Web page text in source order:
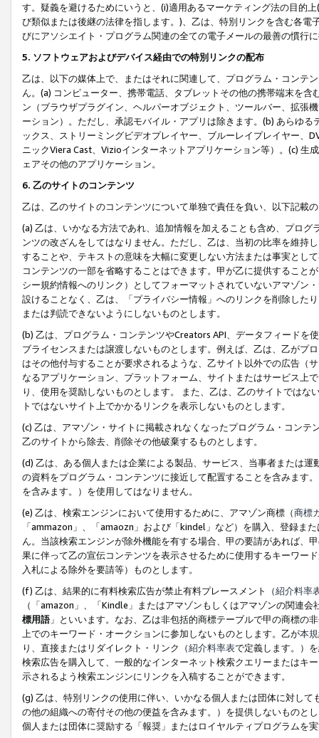
す。疑義を避けるためにいうと、(i)適用あるマーケティング法の目的
び類似または後継の法律を指します。)、乙は、特別リンクを含む各
びにアソシエイト・プログラム関連の全ての電子メールの最善の慣行
5. ソフトウェアおよびデバイス経由での特別リンクの配布
乙は、以下の媒体上で、またはそれに関連して、プログラム・コンテ
ん。(a) コンピューター、携帯電話、タブレットその他の携帯端末を
ン（ブラウザプラグイン、ヘルパーオブジェクト、ツールバー、拡張
ーション）。ただし、承認モバイル・アプリは除きます。(b) あらゆ
ックス、ストリーミングビデオプレイヤー、ブルーレイプレイヤー、
ニックViera Cast、Vizioインターネットアプリケーション等）。(c)
ェアその他のアプリケーション。
6. 乙のサイトのコンテンツ
乙は、乙のサイトのコンテンツについて単独で責任を負い、以下記載
(a) 乙は、いかなる方法であれ、追加情報を加えることも含め、プロ
ンツの改ざんをしてはなりません。ただし、乙は、当初の比率を維持
することや、テキストの意味を大幅に変更しない方法または事実とし
コンテンツの一部を省略することはできます。甲が乙に提供すること
シー規約情報へのリンク）としてフォーマットされていないアマゾン
設けることなく、乙は、「プライバシー情報」へのリンクを削除した
または判読できないようにしないものとします。
(b) 乙は、プログラム・コンテンツやCreators API、データフィード
ブライセンスまたは譲渡しないものとします。例えば、乙は、乙がプ
はその他付与することが要求されるような、乙サイト以外での広告（
なるアプリケーション、プラットフォーム、サイトまたはサービス上
り、使用を奨励しないものとします。 また、乙は、乙のサイトでは
トではないサイト上でかかるリンクを表示しないものとします。
(c) 乙は、アマゾン・サイトに掲載されなくなったプログラム・コン
乙のサイトから除去、削除その他破棄するものとします。
(d) 乙は、ある個人または企業による製品、サービス、当事者または
の資料をプログラム・コンテンツに接近して配置することを含みます
を含みます。）を使用してはなりません。
(e) 乙は、検索エンジンにおいて使用するために、アマゾン商標（商標
「ammazon」、「amaozn」および「kindel」など）を購入、登録ま
ん。当該検索エンジンが除外機能を有する場合、甲の要請があれば、
果に伴って乙の宣伝コンテンツを表示させるために使用するキーワー
入札による除外を要請等）ものとします。
(f) 乙は、結果的に有料検索広告が禁止有料プレースメント（紹介料率
（「amazon」、「Kindle」またはアマゾンもしくはアマゾンの関連
標用語」といいます。なお、乙は非包括的商標テーブルで甲の商標の
上でのキーワード・オークションに参加しないものとします。乙が本
り、直接またはリダイレクト・リンク（紹介料率表で定義します。）
検索広告を購入して、一般的なインターネット検索クエリーまたはキ
示されるよう検索エンジンにリンクを入稿することができます。
(g) 乙は、特別リンクの使用に伴い、いかなる個人または団体に対し
の他の組織への寄付その他の便益を含みます。）を提供しないものと
個人または団体に奨励する「報奨」またはロイヤルティプログラムを